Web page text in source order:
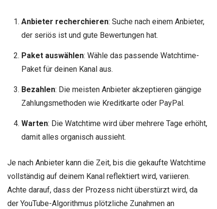
Anbieter recherchieren: Suche nach einem Anbieter,
der seriös ist und gute Bewertungen hat.
Paket auswählen: Wähle das passende Watchtime-
Paket für deinen Kanal aus.
Bezahlen: Die meisten Anbieter akzeptieren gängige
Zahlungsmethoden wie Kreditkarte oder PayPal.
Warten: Die Watchtime wird über mehrere Tage erhöht,
damit alles organisch aussieht.
Je nach Anbieter kann die Zeit, bis die gekaufte Watchtime
vollständig auf deinem Kanal reflektiert wird, variieren.
Achte darauf, dass der Prozess nicht überstürzt wird, da
der YouTube-Algorithmus plötzliche Zunahmen an